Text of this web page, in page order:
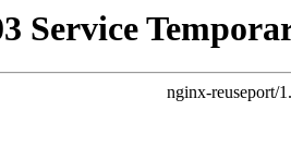
Service
nginx-reuseport/